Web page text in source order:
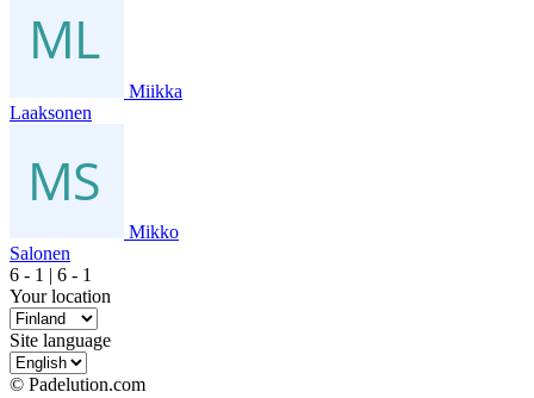
Miikka
Laaksonen
Mikko
Salonen
6 - 1 | 6 - 1
Your location
Site language
© Padelution.com